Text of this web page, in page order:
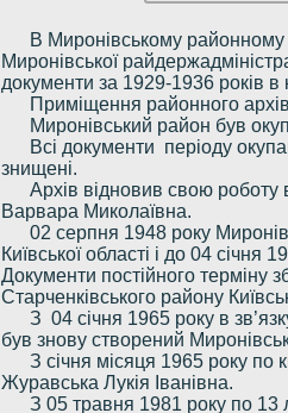
В Миронівському районному
Миронівської
документи за 1929-1936 років в
Приміщення районного
Миронівський район був
Всі документи періоду
знищені.
Архів відновив свою
Варвара Миколаївна.
02 серпня 1948 року
Київської області і до 04
Документи постійного терміну
Старченківського району
З 04 січня 1965 року в
був знову створений
З січня місяця 1965 року по
Журавська Лукія Іванівна.
З 05 травня 1981 року по 13